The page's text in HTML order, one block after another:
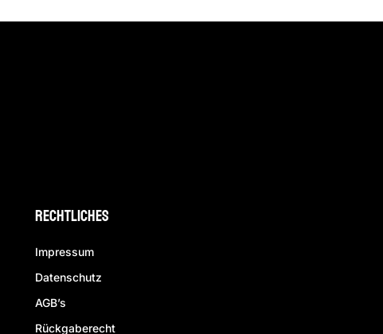
Rechtliches
Impressum
Datenschutz
AGB’s
Rückgaberecht